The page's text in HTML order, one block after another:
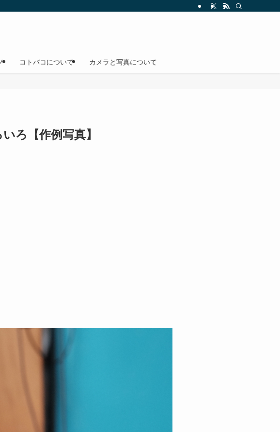
コトバコについて カメラと写真について
ろ【作例写真】